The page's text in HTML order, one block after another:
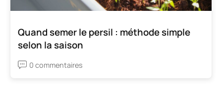
Quand semer le persil : méthode simple
selon la saison
0 commentaires